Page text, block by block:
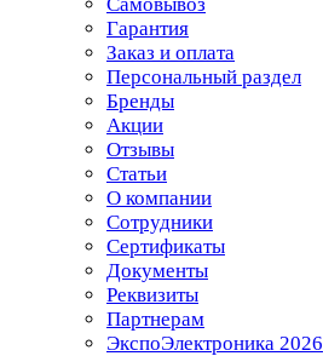
Гарантия
Заказ и оплата
Персональный раздел
Бренды
Акции
Отзывы
Статьи
О компании
Сотрудники
Сертификаты
Документы
Реквизиты
Партнерам
ЭкспоЭлектроника 2026